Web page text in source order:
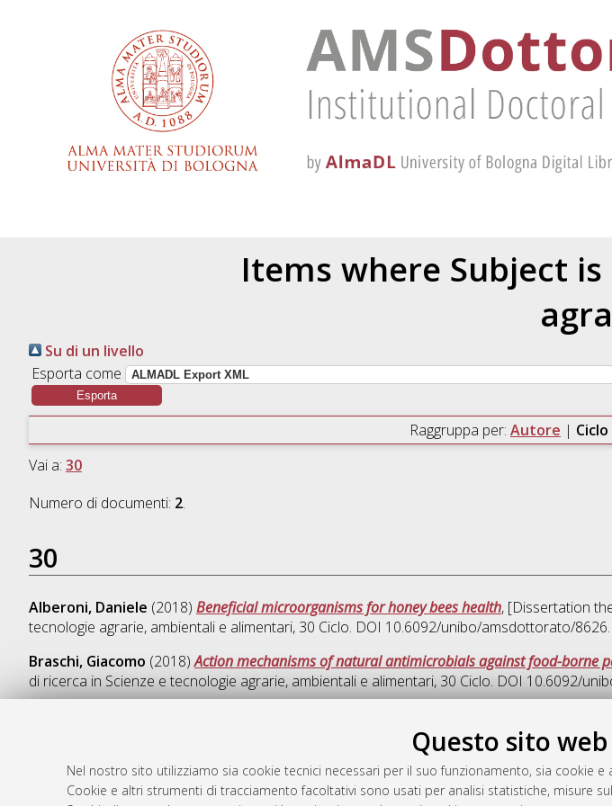
Questo sito
Nel nostro sito utilizziamo sia cookie tecnici necessari per il suo funzionamento, sia
Cookie e altri strumenti di tracciamento facoltativi sono usati per analisi statistiche, misure
Items where Subject
Su di un livello
Esporta come
Raggruppa per: Autore | Ciclo
Vai a: 30
Numero di documenti: 2.
30
Alberoni, Daniele (2018) Beneficial microorganisms for honey bees health, [Dissertation
tecnologie agrarie, ambientali e alimentari, 30 Ciclo. DOI 10.6092/unibo/amsdottorato/8626.
Braschi, Giacomo (2018)Action mechanisms of natural antimicrobials against food-borne
di ricerca in Scienze e tecnologie agrarie, ambientali e alimentari, 30 Ciclo. DOI 10.6092/
Atom
AMS Dottorato
ISSN: 2038-7946